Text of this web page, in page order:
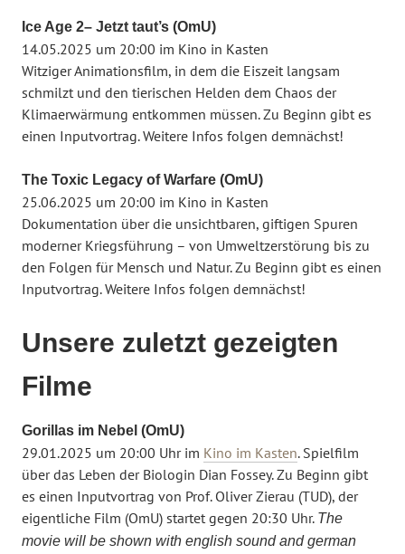
Ice Age 2– Jetzt taut’s (OmU)
14.05.2025 um 20:00 im Kino in Kasten
Witziger Animationsfilm, in dem die Eiszeit langsam
schmilzt und den tierischen Helden dem Chaos der
Klimaerwärmung entkommen müssen. Zu Beginn gibt es
einen Inputvortrag. Weitere Infos folgen demnächst!
The Toxic Legacy of Warfare (OmU)
25.06.2025 um 20:00 im Kino in Kasten
Dokumentation über die unsichtbaren, giftigen Spuren
moderner Kriegsführung – von Umweltzerstörung bis zu
den Folgen für Mensch und Natur. Zu Beginn gibt es einen
Inputvortrag. Weitere Infos folgen demnächst!
Unsere zuletzt gezeigten
Filme
Gorillas im Nebel (OmU)
29.01.2025 um 20:00 Uhr im Kino im Kasten. Spielfilm
über das Leben der Biologin Dian Fossey. Zu Beginn gibt
es einen Inputvortrag von Prof. Oliver Zierau (TUD), der
eigentliche Film (OmU) startet gegen 20:30 Uhr. The
movie will be shown with english sound and german